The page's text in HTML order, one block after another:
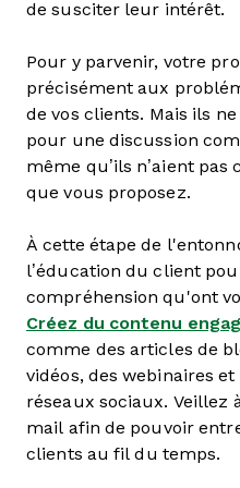
de susciter leur intérêt.
Pour y parvenir, votre
précisément aux
de vos clients. Mais ils
pour une discussion
même qu’ils n’aient
que vous proposez.
À cette étape de
l’éducation du client
compréhension qu'ont
Créez du contenu
comme des articles de
vidéos, des webinaires
réseaux sociaux. Veillez
mail afin de pouvoir
clients au fil du temps.